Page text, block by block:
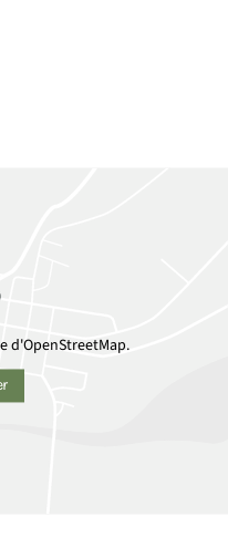
d'OpenStreetMap.